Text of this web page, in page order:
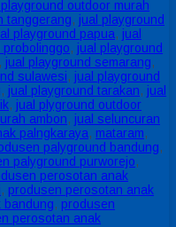
outdoor murah
tanggerang, jual playground
playground papua, jual
, jual playground
, jual playground semarang,
sulawesi, jual playground
, jual playground tarakan, jual
, jual plyground outdoor
ambon, jual seluncuran
palngkaraya, mataram,
palyground bandung,
palyground purworejo,
perosotan anak
, produsen perosotan anak
bandung, produsen
perosotan anak